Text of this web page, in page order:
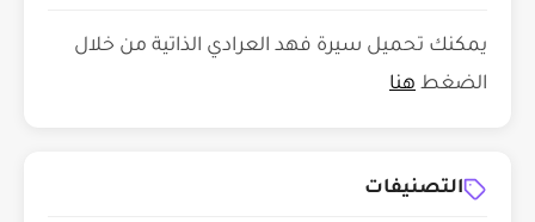
يمكنك تحميل سيرة فهد العرادي الذاتية من خلال
الضغط هنا
التصنيفات